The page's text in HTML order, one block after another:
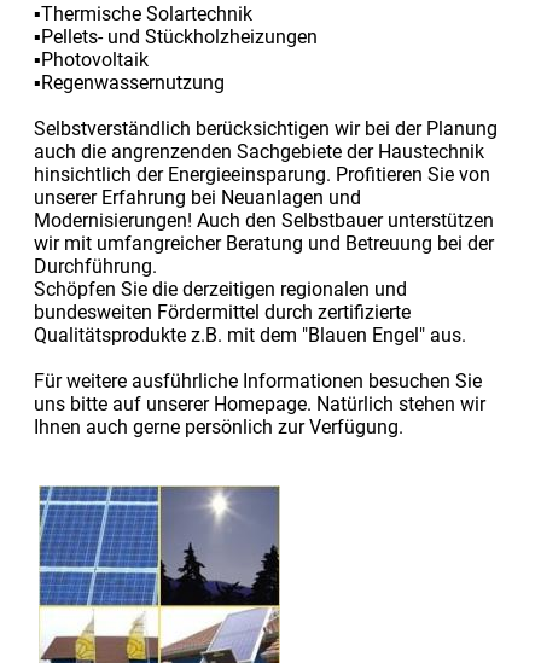
▪Thermische Solartechnik
▪Pellets- und Stückholzheizungen
▪Photovoltaik
▪Regenwassernutzung
Selbstverständlich berücksichtigen wir bei der Planung
auch die angrenzenden Sachgebiete der Haustechnik
hinsichtlich der Energieeinsparung. Profitieren Sie von
unserer Erfahrung bei Neuanlagen und
Modernisierungen! Auch den Selbstbauer unterstützen
wir mit umfangreicher Beratung und Betreuung bei der
Durchführung.
Schöpfen Sie die derzeitigen regionalen und
bundesweiten Fördermittel durch zertifizierte
Qualitätsprodukte z.B. mit dem "Blauen Engel" aus.
Für weitere ausführliche Informationen besuchen Sie
uns bitte auf unserer Homepage. Natürlich stehen wir
Ihnen auch gerne persönlich zur Verfügung.